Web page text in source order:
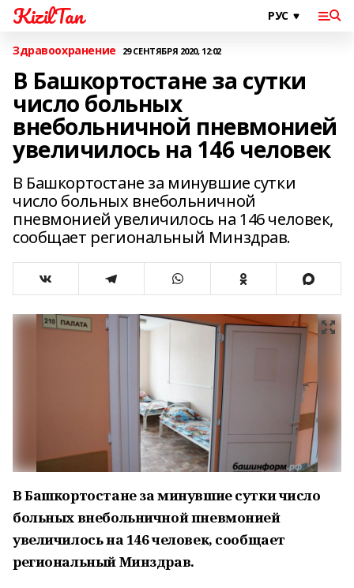
KizilTan
Здравоохранение 29 СЕНТЯБРЯ 2020, 12:02
В Башкортостане за сутки
число больных
внебольничной пневмонией
увеличилось на 146 человек
В Башкортостане за минувшие сутки
число больных внебольничной
пневмонией увеличилось на 146 человек,
сообщает региональный Минздрав.
В Башкортостане за минувшие сутки число
больных внебольничной пневмонией
увеличилось на 146 человек, сообщает
региональный Минздрав.